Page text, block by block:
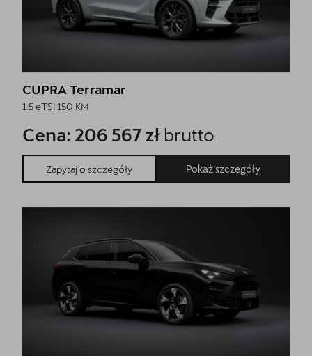
CUPRA Terramar
1.5 eTSI 150 KM
Cena: 206 567 zł brutto
Zapytaj o szczegóły Pokaż szczegóły